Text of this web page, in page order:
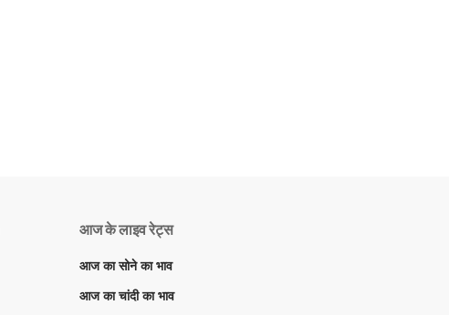
आज के लाइव रेट्स
आज का सोने का भाव
आज का चांदी का भाव